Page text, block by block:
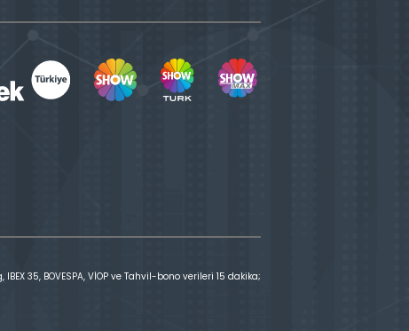
35, BOVESPA, VİOP ve Tahvil-bono verileri 15 dakika;